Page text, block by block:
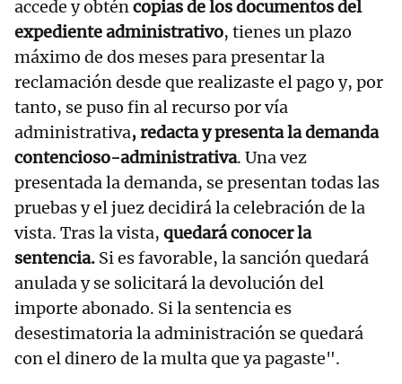
accede y obténcopias de los documentos del
expediente administrativo, tienes un plazo
máximo de dos meses para presentar la
reclamación desde que realizaste el pago y, por
tanto, se puso fin al recurso por vía
administrativa, redacta y presenta la demanda
contencioso-administrativa. Una vez
presentada la demanda, se presentan todas las
pruebas y el juez decidirá la celebración de la
vista. Tras la vista, quedará conocer la
sentencia. Si es favorable, la sanción quedará
anulada y se solicitará la devolución del
importe abonado. Si la sentencia es
desestimatoria la administración se quedará
con el dinero de la multa que ya pagaste".